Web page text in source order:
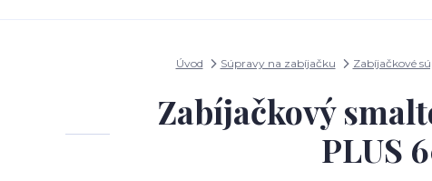
Úvod Súpravy na zabíjačku Zabíjačkové
Zabíjačkový
PLUS